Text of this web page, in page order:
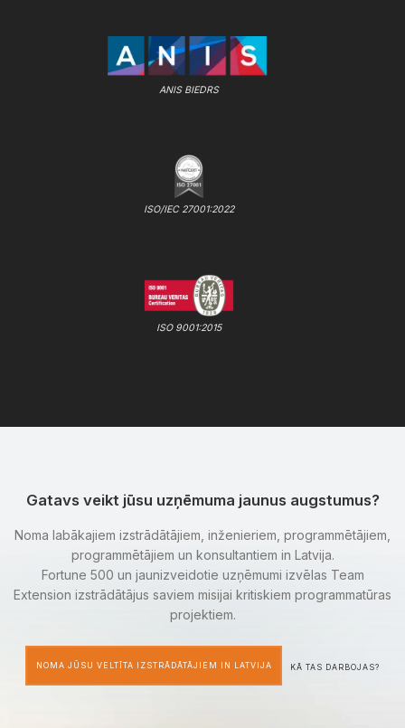
ANIS BIEDRS
ISO/IEC 27001:2022
ISO 9001:2015
Gatavs veikt jūsu uzņēmuma jaunus augstumus?
Noma labākajiem izstrādātājiem, inženieriem, programmētājiem,
programmētājiem un konsultantiem in Latvija.
Fortune 500 un jaunizveidotie uzņēmumi izvēlas Team
Extension izstrādātājus saviem misijai kritiskiem programmatūras
projektiem.
NOMA JŪSU VELTĪTA IZSTRĀDĀTĀJIEM IN LATVIJA KĀ TAS DARBOJAS?